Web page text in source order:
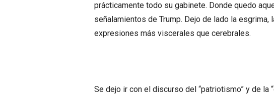
prácticamente todo su gabinete. Donde quedo
señalamientos de Trump. Dejo de lado la esgrima,
expresiones más viscerales que cerebrales.
Se dejo ir con el discurso del “patriotismo” y de la